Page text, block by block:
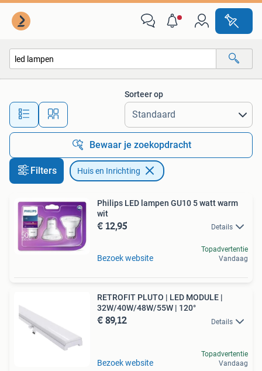
Alle afstanden…
Sorteer op
Bewaar je zoekopdracht
Filters Huis en Inrichting
Philips LED lampen GU10 5 watt warm
wit
€ 12,95 Details
Bezoek website
Topadvertentie
Vandaag
RETROFIT PLUTO | LED MODULE |
32W/40W/48W/55W | 120°
€ 89,12 Details
Bezoek website
Topadvertentie
Vandaag